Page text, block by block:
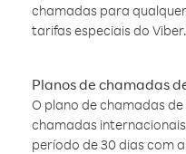
chamadas para
tarifas especiais do Viber.
Planos de chamadas
O plano de chamadas
chamadas
período de 30 dias com